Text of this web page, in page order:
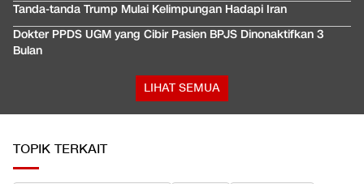
Tanda-tanda Trump Mulai Kelimpungan Hadapi Iran
Dokter PPDS UGM yang Cibir Pasien BPJS Dinonaktifkan 3
Bulan
LIHAT SEMUA
TOPIK TERKAIT